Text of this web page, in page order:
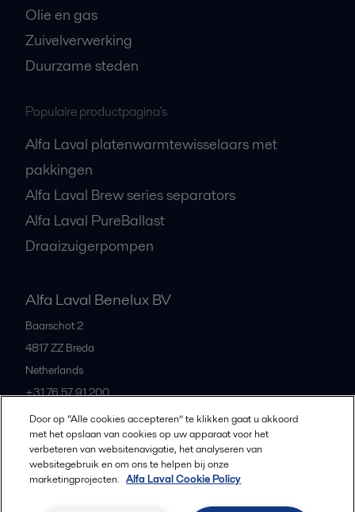
Olie en gas
Zuivelverwerking
Duurzame steden
Populaire productpagina's
Alfa Laval platenwarmtewisselaars met
pakkingen
Alfa Laval Brew series separators
Alfa Laval PureBallast
Draaizuigerpompen
Alfa Laval Benelux BV
Baarschot 2
4817 ZZ Breda
Netherlands
+31 76 57 91 200
All offices and partners
Door op “Alle cookies accepteren” te klikken gaat u akkoord
met het opslaan van cookies op uw apparaat voor het
verbeteren van websitenavigatie, het analyseren van
websitegebruik en om ons te helpen bij onze
marketingprojecten. Alfa Laval Cookie Policy